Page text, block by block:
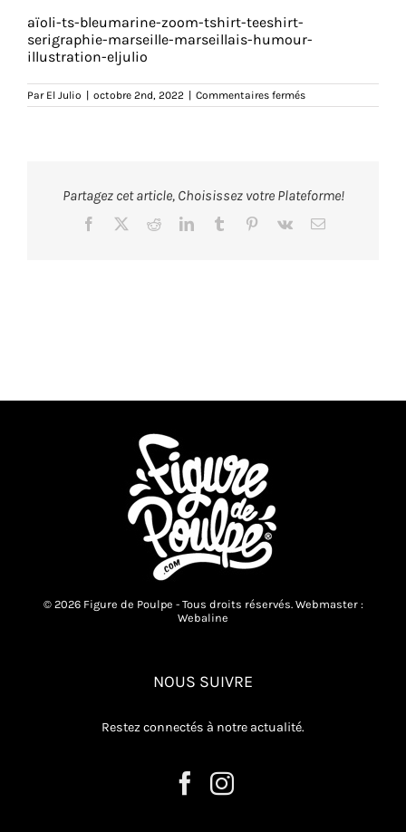
aïoli-ts-bleumarine-zoom-tshirt-teeshirt-
serigraphie-marseille-marseillais-humour-
illustration-eljulio
Par El Julio octobre 2nd, 2022 Commentaires ferméssur
aioli-
marseillais-
illustration-
Partagez cet article, Choisissez votre Plateforme!
Facebook RedditLinkedInTumblr Pinterest
Vk Email
© 2026 Figure de Poulpe - Tous droits réservés. Webmaster :
Webaline
NOUS SUIVRE
Restez connectés à notre actualité.